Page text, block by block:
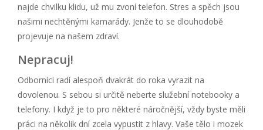
najde chvilku klidu, už mu zvoní telefon. Stres a spěch jsou
našimi nechtěnými kamarády. Jenže to se dlouhodobě
projevuje na našem zdraví.
Nepracuj!
Odborníci radí alespoň dvakrát do roka vyrazit na
dovolenou. S sebou si určitě neberte služební notebooky a
telefony. I když je to pro některé náročnější, vždy byste měli
práci na několik dní zcela vypustit z hlavy. Vaše tělo i mozek